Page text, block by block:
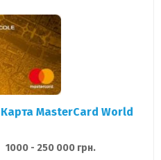
MasterСard World
1000 - 250 000 грн.